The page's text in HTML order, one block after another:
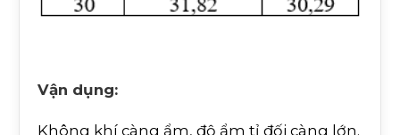
Vận dụng:
Không khí càng ẩm, độ ẩm tỉ đối càng lớn.